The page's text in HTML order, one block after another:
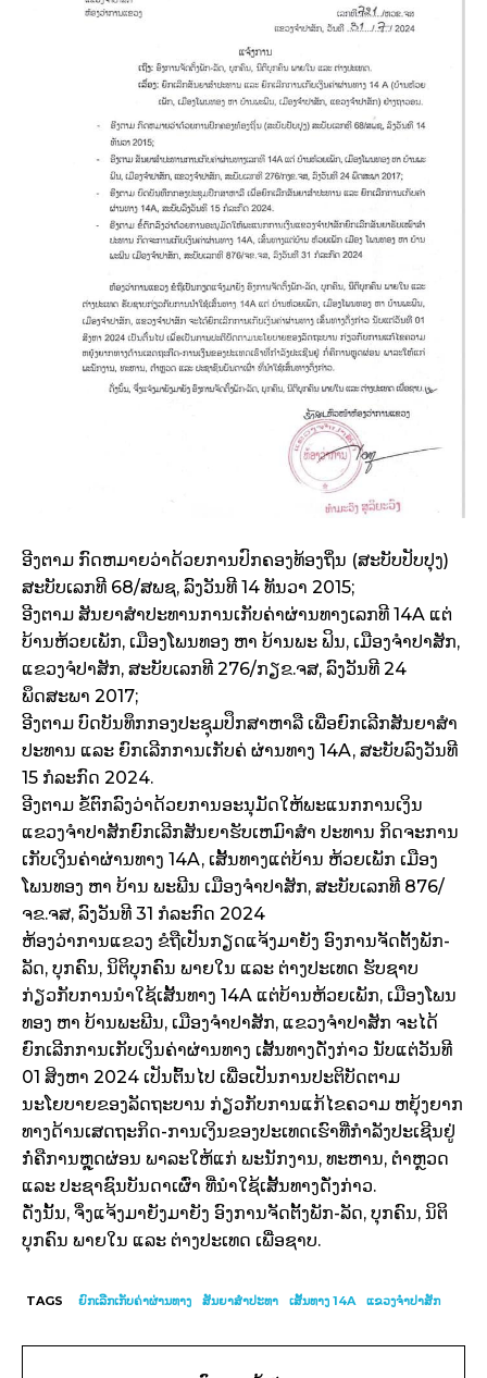
ອີງຕາມ ກົດຫມາຍວ່າດ້ວຍການປົກຄອງທ້ອງຖິ່ນ (ສະບັບປັບປຸງ)
ສະບັບເລກທີ 68/ສພຊ, ລົງວັນທີ 14 ທັນວາ 2015;
ອີງຕາມ ສັນຍາສໍາປະທານການເກັບຄ່າຜ່ານທາງເລກທີ 14A ແຕ່
ບ້ານຫ້ວຍເພັກ, ເມືອງໂພນທອງ ຫາ ບ້ານພະ ຟິນ, ເມືອງຈໍາປາສັກ,
ແຂວງຈໍປາສັກ, ສະບັບເລກທີ 276/ກຽຂ.ຈສ, ລົງວັນທີ 24
ພຶດສະພາ 2017;
ອີງຕາມ ບົດບັນທຶກກອງປະຊຸມປຶກສາຫາລື ເພື່ອຍົກເລີກສັນຍາສໍາ
ປະທານ ແລະ ຍົກເລີກການເກັບຄ່ ຜ່ານທາງ 14A, ສະບັບລົງວັນທີ
15 ກໍລະກົດ 2024.
ອີງຕາມ ຂໍ້ຕົກລົງວ່າດ້ວຍການອະນຸມັດໃຫ້ພະແນກການເງິນ
ແຂວງຈໍາປາສັກຍົກເລີກສັນຍາຮັບເຫມົາສໍາ ປະທານ ກິດຈະການ
ເກັບເງິນຄ່າຜ່ານທາງ 14A, ເສັ້ນທາງແຕ່ບ້ານ ຫ້ວຍເພັກ ເມືອງ
ໂພນທອງ ຫາ ບ້ານ ພະພີນ ເມືອງຈໍາປາສັກ, ສະບັບເລກທີ 876/
ຈຂ.ຈສ, ລົງວັນທີ 31 ກໍລະກົດ 2024
ຫ້ອງວ່າການແຂວງ ຂໍຖືເປັນກຽດແຈ້ງມາຍັງ ອົງການຈັດຕັ້ງພັກ-
ລັດ, ບຸກຄົນ, ນິຕິບຸກຄົນ ພາຍໃນ ແລະ ຕ່າງປະເທດ ຮັບຊາບ
ກ່ຽວກັບການນໍາໃຊ້ເສັ້ນທາງ 14A ແຕ່ບ້ານຫ້ວຍເພັກ, ເມືອງໂພນ
ທອງ ຫາ ບ້ານພະພີນ, ເມືອງຈໍາປາສັກ, ແຂວງຈໍາປາສັກ ຈະໄດ້
ຍົກເລີກການເກັບເງິນຄ່າຜ່ານທາງ ເສັ້ນທາງດັ່ງກ່າວ ນັບແຕ່ວັນທີ
01 ສິງຫາ 2024 ເປັນຕົ້ນໄປ ເພື່ອເປັນການປະຕິບັດຕາມ
ນະໂຍບາຍຂອງລັດຖະບານ ກ່ຽວກັບການແກ້ໄຂຄວາມ ຫຍຸ້ງຍາກ
ທາງດ້ານເສດຖະກິດ-ການເງິນຂອງປະເທດເຮົາທີ່ກໍາລັງປະເຊີນຢູ່
ກໍ່ຄືການຫຼຸດຜ່ອນ ພາລະໃຫ້ແກ່ ພະນັກງານ, ທະຫານ, ຕໍາຫຼວດ
ແລະ ປະຊາຊົນບັນດາເຜົ່າ ທີ່ນໍາໃຊ້ເສັ້ນທາງດັ່ງກ່າວ.
ດັ່ງນັ້ນ, ຈຶ່ງແຈ້ງມາຍັງມາຍັງ ອົງການຈັດຕັ້ງພັກ-ລັດ, ບຸກຄົນ, ນິຕິ
ບຸກຄົນ ພາຍໃນ ແລະ ຕ່າງປະເທດ ເພື່ອຊາບ.
TAGS ຍົກເລີກເກັບຄ່າຜ່ານທາງ ສັນຍາສໍາປະທາ ເສັ້ນທາງ 14A ແຂວງ​ຈຳ​ປາ​ສັກ